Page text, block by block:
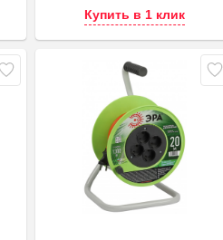
Купить в 1 клик